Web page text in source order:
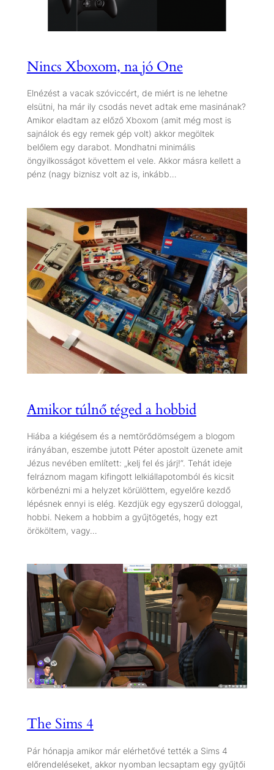
Nincs Xboxom, na jó One
Elnézést a vacak szóviccért, de miért is ne lehetne
elsütni, ha már ily csodás nevet adtak eme masinának?
Amikor eladtam az előző Xboxom (amit még most is
sajnálok és egy remek gép volt) akkor megöltek
belőlem egy darabot. Mondhatni minimális
öngyilkosságot követtem el vele. Akkor másra kellett a
pénz (nagy biznisz volt az is, inkább…
Amikor túlnő téged a hobbid
Hiába a kiégésem és a nemtörődömségem a blogom
irányában, eszembe jutott Péter apostolt üzenete amit
Jézus nevében említett: „kelj fel és járj!”. Tehát ideje
felráznom magam kifingott lelkiállapotomból és kicsit
körbenézni mi a helyzet körülöttem, egyelőre kezdő
lépésnek ennyi is elég. Kezdjük egy egyszerű dologgal,
hobbi. Nekem a hobbim a gyűjtögetés, hogy ezt
örököltem, vagy…
The Sims 4
Pár hónapja amikor már elérhetővé tették a Sims 4
előrendeléseket, akkor nyomban lecsaptam egy gyűjtői